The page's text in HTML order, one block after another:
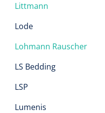
Littmann
Lode
Lohmann Rauscher
LS Bedding
LSP
Lumenis